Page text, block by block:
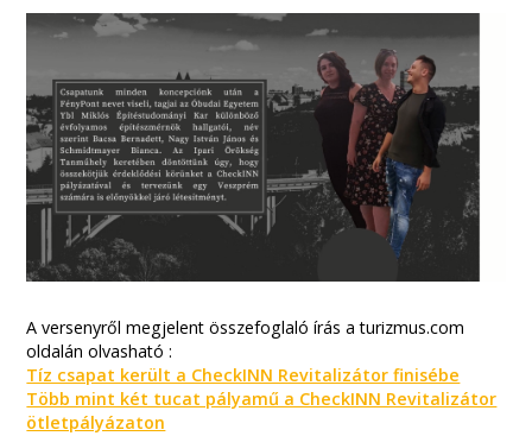
A versenyről megjelent összefoglaló írás a turizmus.com
oldalán olvasható :
Tíz csapat került a CheckINN Revitalizátor finisébe
Több mint két tucat pályamű a CheckINN Revitalizátor
ötletpályázaton